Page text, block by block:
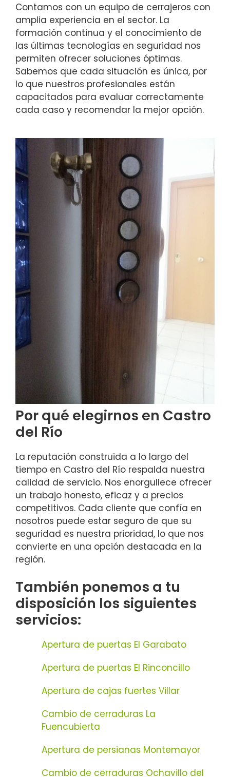
Contamos con un equipo de cerrajeros con
amplia experiencia en el sector. La
formación continua y el conocimiento de
las últimas tecnologías en seguridad nos
permiten ofrecer soluciones óptimas.
Sabemos que cada situación es única, por
lo que nuestros profesionales están
capacitados para evaluar correctamente
cada caso y recomendar la mejor opción.
Por qué elegirnos en Castro
del Río
La reputación construida a lo largo del
tiempo en Castro del Río respalda nuestra
calidad de servicio. Nos enorgullece ofrecer
un trabajo honesto, eficaz y a precios
competitivos. Cada cliente que confía en
nosotros puede estar seguro de que su
seguridad es nuestra prioridad, lo que nos
convierte en una opción destacada en la
región.
También ponemos a tu
disposición los siguientes
servicios:
Apertura de puertas El Garabato
Apertura de puertas El Rinconcillo
Apertura de cajas fuertes Villar
Cambio de cerraduras La
Fuencubierta
Apertura de persianas Montemayor
Cambio de cerraduras Ochavillo del